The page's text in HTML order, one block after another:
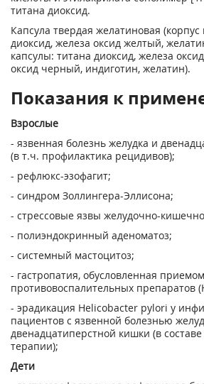
титана диоксид.
Капсула твердая желатиновая (корпус
диоксид, железа оксид желтый,
капсулы: титана диоксид, железа
оксид черный, индиготин, желатин).
Показания к
Взрослые
- язвенная болезнь желудка и
(в т.ч. профилактика рецидивов);
- рефлюкс-эзофагит;
- синдром Золлингера-Эллисона;
- стрессовые язвы желудочно-
- полиэндокринный аденоматоз;
- системный мастоцитоз;
- гастропатия, обусловленная
противовоспалительных препаратов
- эрадикация Helicobacter pylori у
пациентов с язвенной болезнью
двенадцатиперстной кишки (в
терапии);
Дети